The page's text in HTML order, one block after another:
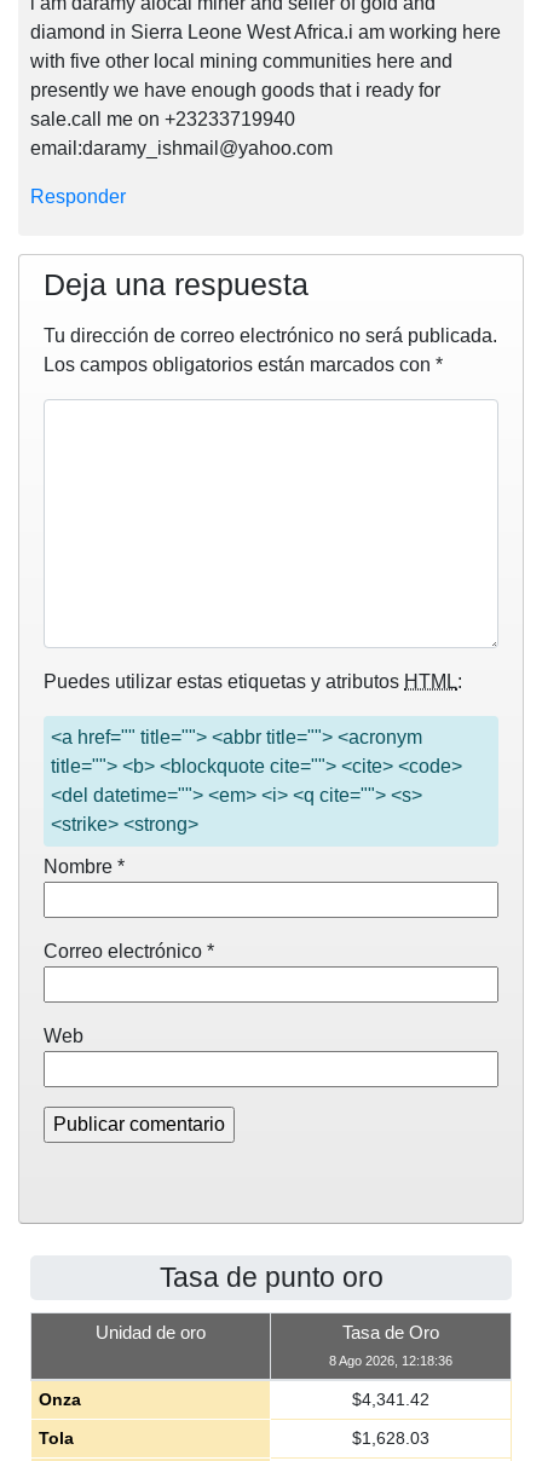
diamond in Sierra Leone West Africa.i am working here
with five other local mining communities here and
presently we have enough goods that i ready for
sale.call me on +23233719940
email:daramy_ishmail@yahoo.com
Responder
Deja una respuesta
Tu dirección de correo electrónico no será publicada.
Los campos obligatorios están marcados con *
Puedes utilizar estas etiquetas y atributos HTML:
<a href="" title=""> <abbr title=""> <acronym
title=""> <b> <blockquote cite=""> <cite> <code>
<del datetime=""> <em> <i> <q cite=""> <s>
<strike> <strong>
Nombre *
Correo electrónico *
Web
Tasa de punto oro
Unidad de oro Tasa de Oro
8 Ago 2026, 12:18:36
Onza $4,341.42
Tola
$1,628.03